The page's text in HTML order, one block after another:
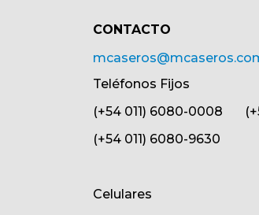
CONTACTO​
Teléfonos Fijos
(+54 011) 6080-0008
(+54 011) 6080-9630
Celulares